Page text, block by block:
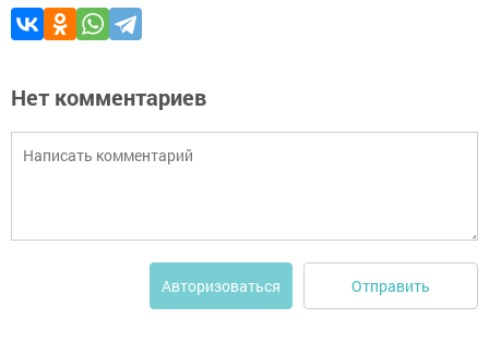
Нет комментариев
Авторизоваться Отправить